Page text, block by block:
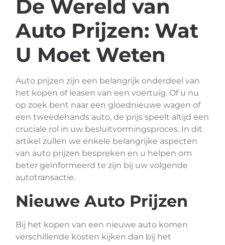
De Wereld van
Auto Prijzen: Wat
U Moet Weten
Auto prijzen zijn een belangrijk onderdeel van
het kopen of leasen van een voertuig. Of u nu
op zoek bent naar een gloednieuwe wagen of
een tweedehands auto, de prijs speelt altijd een
cruciale rol in uw besluitvormingsproces. In dit
artikel zullen we enkele belangrijke aspecten
van auto prijzen bespreken en u helpen om
beter geïnformeerd te zijn bij uw volgende
autotransactie.
Nieuwe Auto Prijzen
Bij het kopen van een nieuwe auto komen
verschillende kosten kijken dan bij het